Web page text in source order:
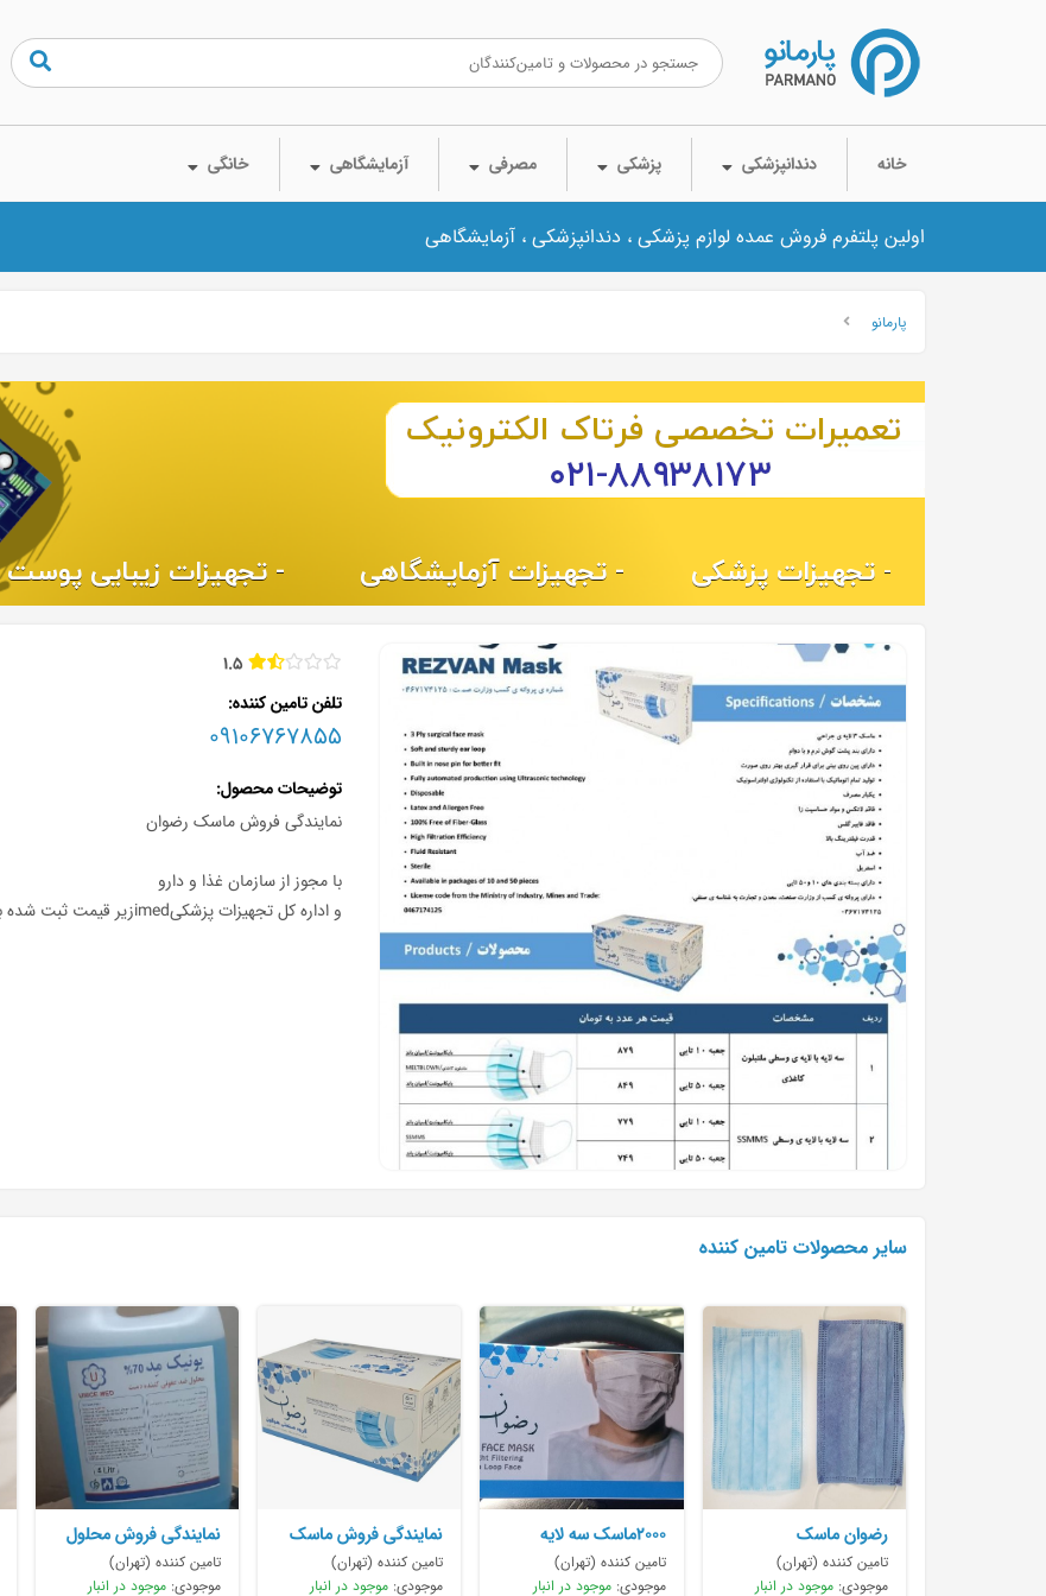
خانه دندانپزشکی پزشکی مصرفی آزمایشگاهی خانگی
اولین پلتفرم فروش عمده لوازم پزشکی ، دندانپزشکی ، آزمایشگاهی
پارمانو
1.5
تلفن تامین کننده
09106767855
توضیحات محصول
نمایندگی فروش ماسک رضوان
با مجوز از سازمان غذا و دارو
و اداره کل تجهیزات پزشکیimedزیر قیمت ثبت شده برای شما همکاران عزیز
سایر محصولات تامین کننده
رضوان ماسک
تامین کننده (تهران)
موجودی: موجود در انبار
۲۰۰۰ماسک سه لایه
ssmms برای هر
تامین کننده (تهران)
موجودی:موجود در انبار
نمایندگی فروش ماسک
رضوان
تامین کننده (تهران)
موجودی: موجود در انبار
نمایندگی فروش محلول
ضد عفونی کننده
تامین کننده (تهران)
موجودی: موجود در انبار